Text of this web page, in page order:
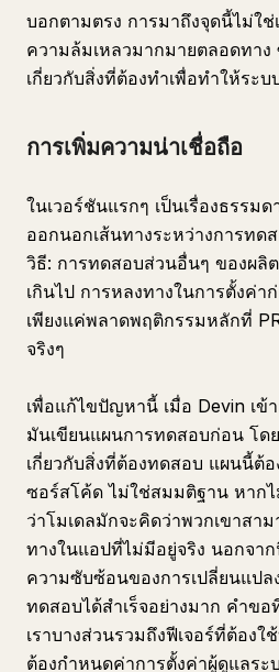
บอกตามตรง การมาถึงจุดนี้ไม่ใช่
ความล้มเหลวมากมายตลอดทาง
เกี่ยวกับสิ่งที่ต้องทำเพื่อทำให้ระ
การเพิ่มความน่าเชื่อถือ
ในเวอร์ชันแรกๆ เป็นเรื่องธรรม
ออกนอกเส้นทางระหว่างการทด
วิธี: การทดสอบส่วนอื่นๆ ของผลิ
เกินไป การหลงทางในการตั้งค่า
เพียงแค่พลาดพฤติกรรมหลักที่
จริงๆ
เพื่อแก้ไขปัญหานี้ เมื่อ Devin เข้
มันเขียนแผนการทดสอบก่อน โด
เกี่ยวกับสิ่งที่ต้องทดสอบ แผนนี้ต้
ซอร์สโค้ด ไม่ใช่สมมติฐาน หาก
ว่าโมเดลมักจะคิดว่าพวกเขาสา
ทางในแอปที่ไม่มีอยู่จริง นอกจา
ความซับซ้อนของการเปลี่ยนแปล
ทดสอบได้สำเร็จอย่างมาก คำข
เราบางส่วนรวมถึงฟีเจอร์ที่ต้อง
ต้องกำหนดค่าการตั้งค่าผู้ดูแลระ